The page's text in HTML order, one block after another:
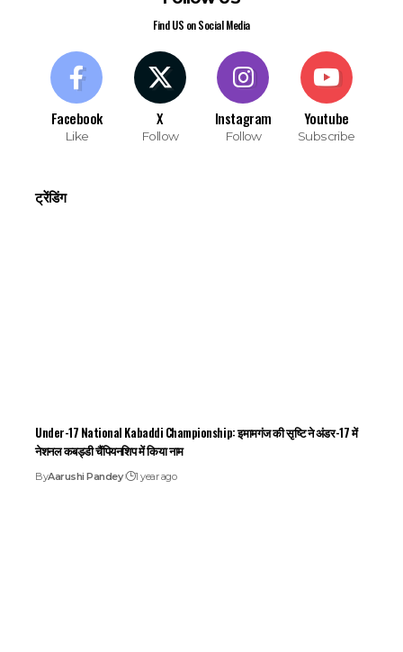
Find US on Social Media
Facebook
Like
X
Follow
Instagram
Follow
Youtube
Subscribe
ट्रेंडिंग
Under-17 National Kabaddi Championship: इमामगंज की सृष्टि ने अंडर-17 में
नेशनल कबड्डी चैंपियनशिप में किया नाम
ByAarushi Pandey 1 year ago